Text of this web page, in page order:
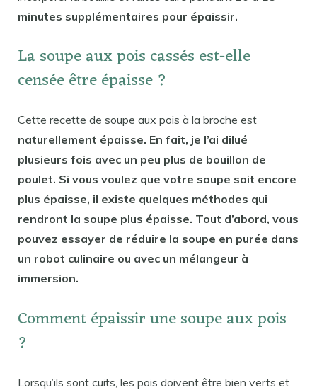
minutes supplémentaires pour épaissir.
La soupe aux pois cassés est-elle
censée être épaisse ?
Cette recette de soupe aux pois à la broche est
naturellement épaisse. En fait, je l’ai dilué
plusieurs fois avec un peu plus de bouillon de
poulet. Si vous voulez que votre soupe soit encore
plus épaisse, il existe quelques méthodes qui
rendront la soupe plus épaisse. Tout d’abord, vous
pouvez essayer de réduire la soupe en purée dans
un robot culinaire ou avec un mélangeur à
immersion.
Comment épaissir une soupe aux pois
?
Lorsqu’ils sont cuits, les pois doivent être bien verts et